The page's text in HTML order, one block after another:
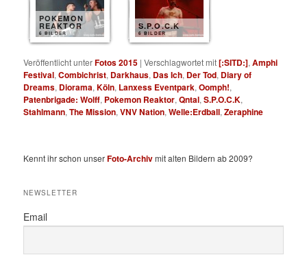
POKEMON
REAKTOR
6 BILDER
S.P.O.C.K
6 BILDER
Veröffentlicht unterFotos 2015 |Verschlagwortet mit[:SITD:],Amphi
Festival,Combichrist, Darkhaus, Das Ich, Der Tod, Diary of
Dreams, Diorama,Köln, Lanxess Eventpark,Oomph!,
Patenbrigade: Wolff, Pokemon Reaktor,Qntal,S.P.O.C.K,
Stahlmann,The Mission,VNV Nation,Welle:Erdball,Zeraphine
Kennt ihr schon unserFoto-Archivmit alten Bildern ab 2009?
NEWSLETTER
Email